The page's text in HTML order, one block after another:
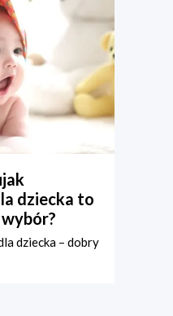
dziecka to
dziecka – dobry